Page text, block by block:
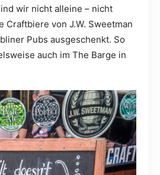
wir nicht alleine – nicht
Craftbiere von J.W. Sweetman
Pubs ausgeschenkt. So
auch im The Barge in